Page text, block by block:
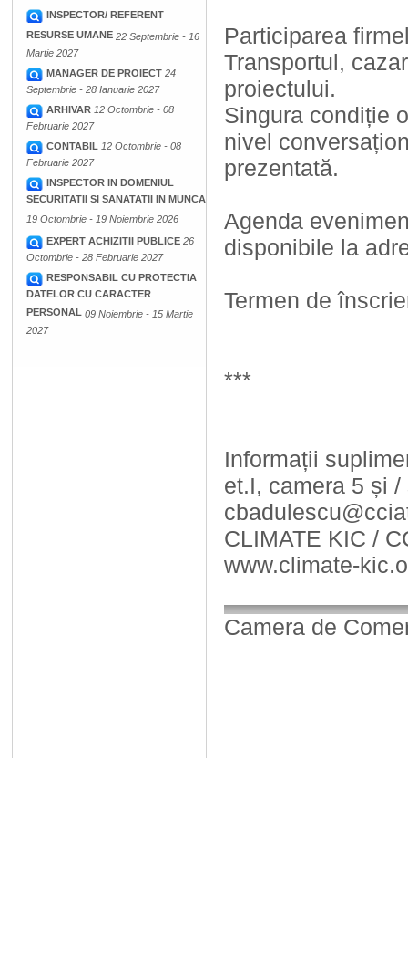
INSPECTOR/ REFERENT
RESURSE UMANE 22 Septembrie - 16
Martie 2027
MANAGER DE PROIECT 24
Septembrie - 28 Ianuarie 2027
ARHIVAR 12 Octombrie - 08
Februarie 2027
CONTABIL 12 Octombrie - 08
Februarie 2027
INSPECTOR IN DOMENIUL
SECURITATII SI SANATATII IN MUNCA
19 Octombrie - 19 Noiembrie 2026
EXPERT ACHIZITII PUBLICE 26
Octombrie - 28 Februarie 2027
RESPONSABIL CU PROTECTIA
DATELOR CU CARACTER
PERSONAL 09 Noiembrie - 15 Martie
2027
Participarea
Transportul,
proiectului.
Singura condiție
nivel
prezentată.
Agenda
disponibile la
Termen de
***
Informații
et.I, camera 5 și
CLIMATE KIC /
Camera de